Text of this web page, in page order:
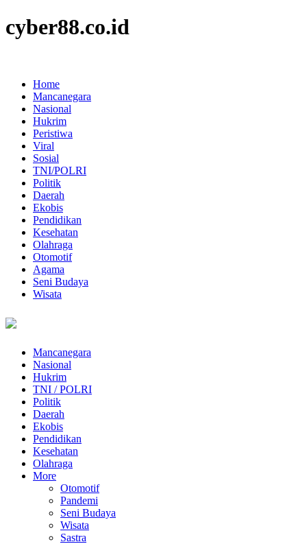
cyber88.co.id
Home
Mancanegara
Nasional
Hukrim
Peristiwa
Viral
Sosial
TNI/POLRI
Politik
Daerah
Ekobis
Pendidikan
Kesehatan
Olahraga
Otomotif
Agama
Seni Budaya
Wisata
Mancanegara
Nasional
Hukrim
TNI / POLRI
Politik
Daerah
Ekobis
Pendidikan
Kesehatan
Olahraga
More
Otomotif
Pandemi
Seni Budaya
Wisata
Sastra